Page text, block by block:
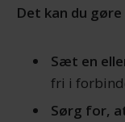
Det kan du
Sæt en
fri i
Sørg for,